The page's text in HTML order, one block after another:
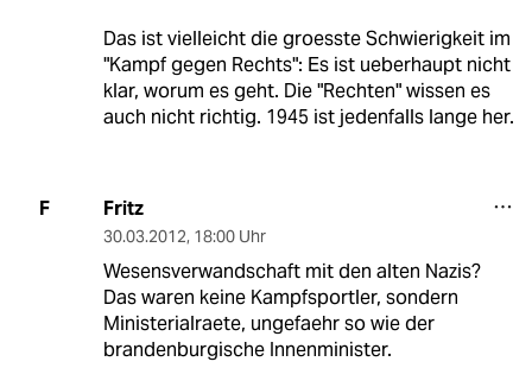
Das ist vielleicht die groesste Schwierigkeit im
"Kampf gegen Rechts": Es ist ueberhaupt nicht
klar, worum es geht. Die "Rechten" wissen es
auch nicht richtig. 1945 ist jedenfalls lange her.
F Fritz
30.03.2012, 18:00 Uhr
Wesensverwandschaft mit den alten Nazis?
Das waren keine Kampfsportler, sondern
Ministerialraete, ungefaehr so wie der
brandenburgische Innenminister.